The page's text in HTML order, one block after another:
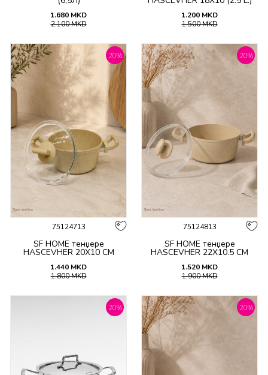
1.680 MKD
2.100MKD
1.200 MKD
1.500MKD
20%
75124713
SF HOME тенџере
HASCEVHER 20X10 CM
1.440 MKD
1.800MKD
20%
75124813
SF HOME тенџере
HASCEVHER 22X10.5 CM
1.520 MKD
1.900MKD
20% 20%